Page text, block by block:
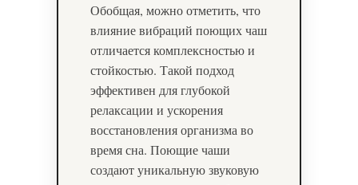
Обобщая, можно отметить, что
влияние вибраций поющих чаш
отличается комплексностью и
стойкостью. Такой подход
эффективен для глубокой
релаксации и ускорения
восстановления организма во
время сна. Поющие чаши
создают уникальную звуковую